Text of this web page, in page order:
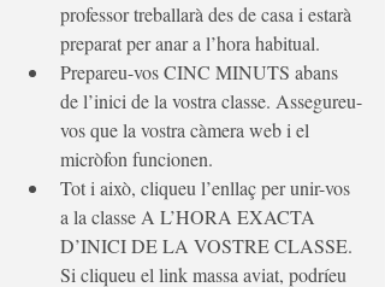
professor treballarà des de casa i estarà
preparat per anar a l’hora habitual.
Prepareu-vos CINC MINUTS abans
de l’inici de la vostra classe. Assegureu-
vos que la vostra càmera web i el
micròfon funcionen.
Tot i això, cliqueu l’enllaç per unir-vos
a la classe A L’HORA EXACTA
D’INICI DE LA VOSTRE CLASSE.
Si cliqueu el link massa aviat, podríeu